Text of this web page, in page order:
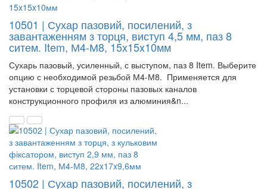
10501 | Сухар пазовий, посилений, з
завантаженням з торця, виступ 4,5 мм, паз 8
ситем. Item, М4-М8, 15x15x10мм
Сухарь пазовый, усиленный, с выступом, паз 8 Item. Выберите
опцию с необходимой резьбой М4-М8. Применяется для
установки с торцевой стороны пазовых каналов
конструкционного профиля из алюминия&n...
10502 | Сухар пазовий, посилений, з